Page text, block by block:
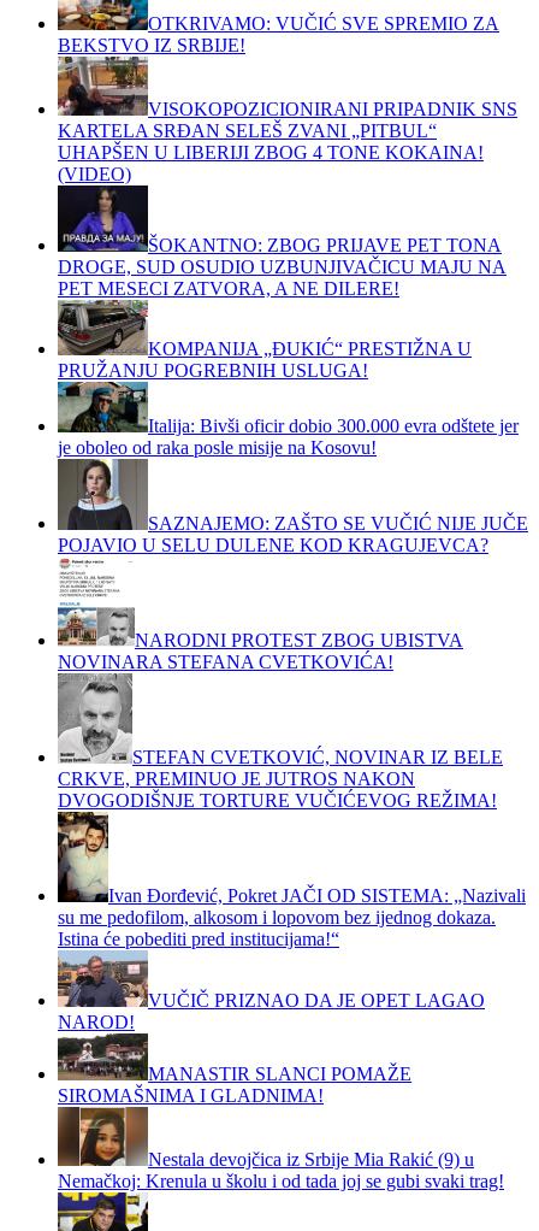
OTKRIVAMO: VUČIĆ SVE SPREMIO ZA
BEKSTVO IZ SRBIJE!
VISOKOPOZICIONIRANI PRIPADNIK SNS
KARTELA SRĐAN SELEŠ ZVANI „PITBUL“
UHAPŠEN U LIBERIJI ZBOG 4 TONE KOKAINA!
(VIDEO)
ŠOKANTNO: ZBOG PRIJAVE PET TONA
DROGE, SUD OSUDIO UZBUNJIVAČICU MAJU NA
PET MESECI ZATVORA, A NE DILERE!
KOMPANIJA „ĐUKIĆ“ PRESTIŽNA U
PRUŽANJU POGREBNIH USLUGA!
Italija: Bivši oficir dobio 300.000 evra odštete jer
je oboleo od raka posle misije na Kosovu!
SAZNAJEMO: ZAŠTO SE VUČIĆ NIJE JUČE
POJAVIO U SELU DULENE KOD KRAGUJEVCA?
NARODNI PROTEST ZBOG UBISTVA
NOVINARA STEFANA CVETKOVIĆA!
STEFAN CVETKOVIĆ, NOVINAR IZ BELE
CRKVE, PREMINUO JE JUTROS NAKON
DVOGODIŠNJE TORTURE VUČIĆEVOG REŽIMA!
Ivan Đorđević, Pokret JAČI OD SISTEMA: „Nazivali
su me pedofilom, alkosom i lopovom bez ijednog dokaza.
Istina će pobediti pred institucijama!“
VUČIČ PRIZNAO DA JE OPET LAGAO
NAROD!
MANASTIR SLANCI POMAŽE
SIROMAŠNIMA I GLADNIMA!
Nestala devojčica iz Srbije Mia Rakić (9) u
Nemačkoj: Krenula u školu i od tada joj se gubi svaki trag!